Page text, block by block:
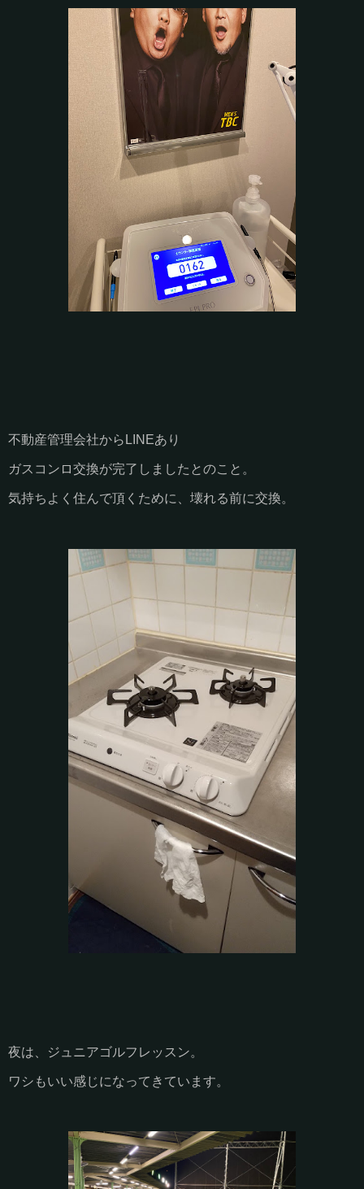
不動産管理会社からLINEあり
ガスコンロ交換が完了しましたとのこと。
気持ちよく住んで頂くために、壊れる前に交換。
夜は、ジュニアゴルフレッスン。
ワシもいい感じになってきています。